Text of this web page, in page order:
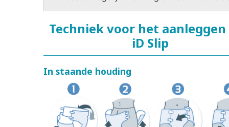
Techniek voor het aanleggen
iD Slip
In staande houding